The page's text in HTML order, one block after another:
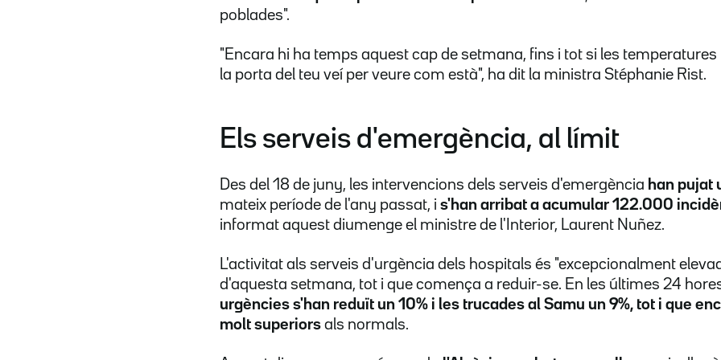
poblades".
"Encara hi ha temps aquest cap de setmana, fins i tot si les temperatures
la porta del teu veí per veure com està", ha dit la ministra Stéphanie Rist.
Els serveis d'emergència, al límit
Des del 18 de juny, les intervencions dels serveis d'emergència han pujat
mateix període de l'any passat, i s'han arribat a acumular 122.000
informat aquest diumenge el ministre de l'Interior, Laurent Nuñez.
L'activitat als serveis d'urgència dels hospitals és "excepcionalment
d'aquesta setmana, tot i que comença a reduir-se. En les últimes 24
urgències s'han reduït un 10% i les trucades al Samu un 9%, tot i que
molt superiors als normals.